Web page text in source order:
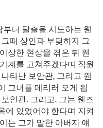
터 탈출을 시도하는 웬
때 상인과 부딪히자 그
상한 현상을 겪은 뒤 웬
계를 고쳐주겠다며 직원
타난 보안관, 그리고 웬
그녀를 데리러 오게 됩
안관. 그리고, 그는 웬즈
에 있었어야 한다며 지켜
는 그가 말한 아버지 얘